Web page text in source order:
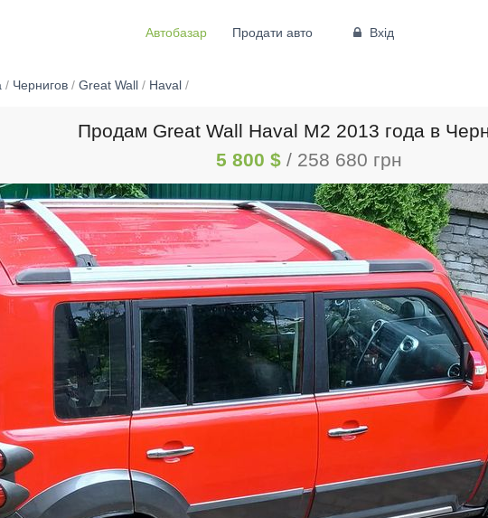
Автобазар Продати авто Вхід
/ Чернигов/ Great Wall/ Haval/
Продам Great Wall Haval М2 2013 года в
5 800 $ / 258 680 грн